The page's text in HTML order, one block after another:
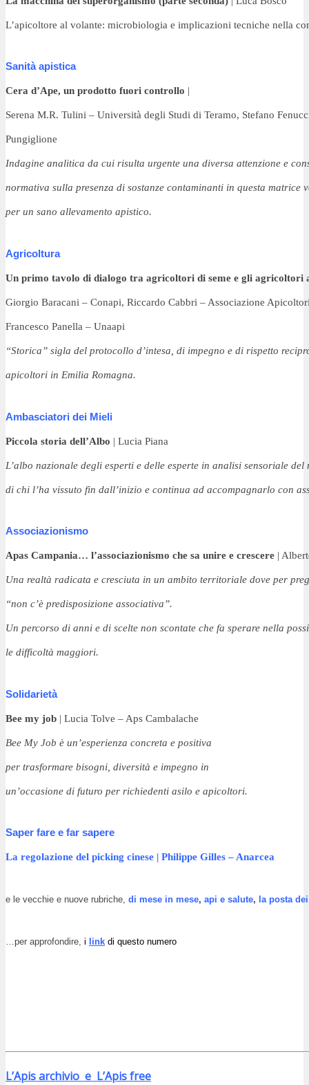
L’apicoltore al volante: microbiologia e implicazioni tecniche nella
Sanità apistica
Cera d’Ape, un prodotto fuori controllo |
Serena M.R. Tulini – Università degli Studi di Teramo, Stefano
Pungiglione
Indagine analitica da cui risulta urgente una diversa attenzione e
normativa sulla presenza di sostanze contaminanti in questa matrice
per un sano allevamento apistico.
Agricoltura
Un primo tavolo di dialogo tra agricoltori di seme e gli agricoltori
Giorgio Baracani – Conapi, Riccardo Cabbri – Associazione
Francesco Panella – Unaapi
“Storica” sigla del protocollo d’intesa, di impegno e di rispetto
apicoltori in Emilia Romagna.
Ambasciatori dei Mieli
Piccola storia dell’Albo | Lucia Piana
L’albo nazionale degli esperti e delle esperte in analisi sensoriale
di chi l’ha vissuto fin dall’inizio e continua ad accompagnarlo con
Associazionismo
Apas Campania… l’associazionismo che sa unire e crescere |
Una realtà radicata e cresciuta in un ambito territoriale dove per
“non c’è predisposizione associativa”.
Un percorso di anni e di scelte non scontate che fa sperare nella
le difficoltà maggiori.
Solidarietà
Bee my job | Lucia Tolve – Aps Cambalache
Bee My Job è un’esperienza concreta e positiva
per trasformare bisogni, diversità e impegno in
un’occasione di futuro per richiedenti asilo e apicoltori.
Saper fare e far sapere
La regolazione del picking cinese | Philippe Gilles – Anarcea
e le vecchie e nuove rubriche, di mese in mese, api e salute, la posta
…per approfondire, i link di questo numero
L’Apis archivio e L’Apis free